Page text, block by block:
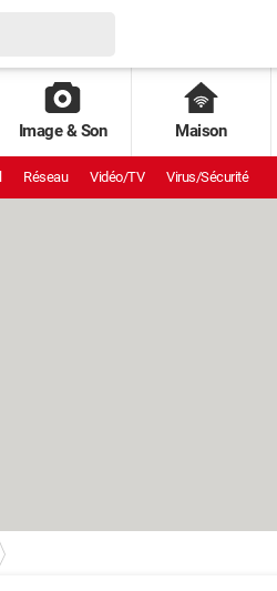
Image & Son Maison
Réseau Vidéo/TV Virus/Sécurité